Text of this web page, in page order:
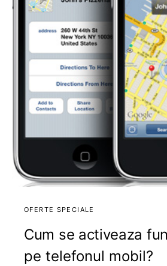
OFERTE SPECIALE
Cum se activeaza
pe telefonul mobil?